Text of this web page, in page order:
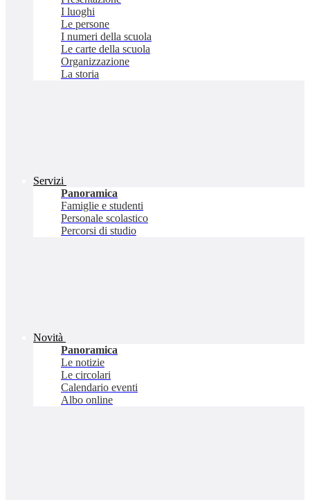
I luoghi
Le persone
I numeri della scuola
Le carte della scuola
Organizzazione
La storia
Servizi
Panoramica
Famiglie e studenti
Personale scolastico
Percorsi di studio
Novità
Panoramica
Le notizie
Le circolari
Calendario eventi
Albo online